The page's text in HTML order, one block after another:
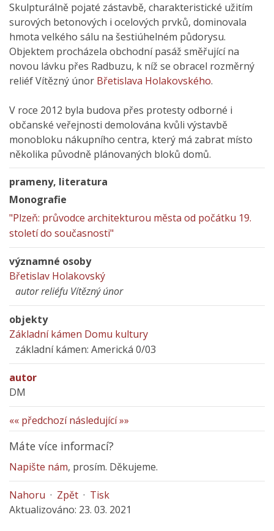
Skulpturálně pojaté zástavbě, charakteristické užitím
surových betonových i ocelových prvků, dominovala
hmota velkého sálu na šestiúhelném půdorysu.
Objektem procházela obchodní pasáž směřující na
novou lávku přes Radbuzu, k níž se obracel rozměrný
reliéf Vítězný únor Břetislava Holakovského.
V roce 2012 byla budova přes protesty odborné i
občanské veřejnosti demolována kvůli výstavbě
monobloku nákupního centra, který má zabrat místo
několika původně plánovaných bloků domů.
prameny, literatura
Monografie
"Plzeň: průvodce architekturou města od počátku 19.
století do současnosti"
významné osoby
Břetislav Holakovský
autor reliéfu Vítězný únor
objekty
Základní kámen Domu kultury
základní kámen: Americká 0/03
autor
DM
«« předchozí následující »»
Máte více informací?
Napište nám, prosím. Děkujeme.
Nahoru · Zpět · Tisk
Aktualizováno: 23. 03. 2021